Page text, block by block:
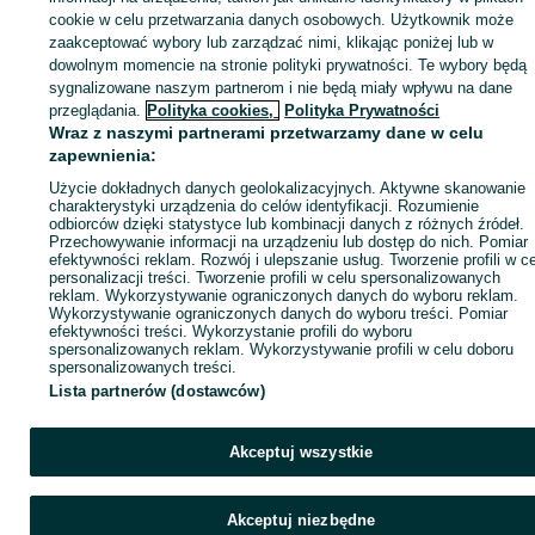
KATEGORIA
ID:716230274 Wyświetlenia:
Zadzwoń / SMS
cookie w celu przetwarzania danych osobowych. Użytkownik może
zaakceptować wybory lub zarządzać nimi, klikając poniżej lub w
dowolnym momencie na stronie polityki prywatności. Te wybory będą
sygnalizowane naszym partnerom i nie będą miały wpływu na dane
przeglądania. Polityka cookies, Polityka Prywatności
Wraz z naszymi partnerami przetwarzamy dane w celu
zapewnienia:
Użycie dokładnych danych geolokalizacyjnych. Aktywne skanowanie
charakterystyki urządzenia do celów identyfikacji. Rozumienie
odbiorców dzięki statystyce lub kombinacji danych z różnych źródeł.
Przechowywanie informacji na urządzeniu lub dostęp do nich. Pomiar
efektywności reklam. Rozwój i ulepszanie usług. Tworzenie profili w
personalizacji treści. Tworzenie profili w celu spersonalizowanych
reklam. Wykorzystywanie ograniczonych danych do wyboru reklam.
Wykorzystywanie ograniczonych danych do wyboru treści. Pomiar
efektywności treści. Wykorzystanie profili do wyboru
spersonalizowanych reklam. Wykorzystywanie profili w celu doboru
spersonalizowanych treści.
Lista partnerów (dostawców)
Akceptuj wszystkie
Akceptuj niezbędne